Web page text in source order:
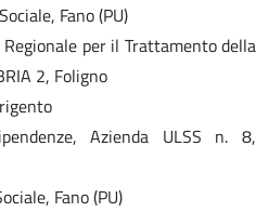
Fano (PU)
per il Trattamento della
2, Foligno
Azienda ULSS n. 8,
Fano (PU)